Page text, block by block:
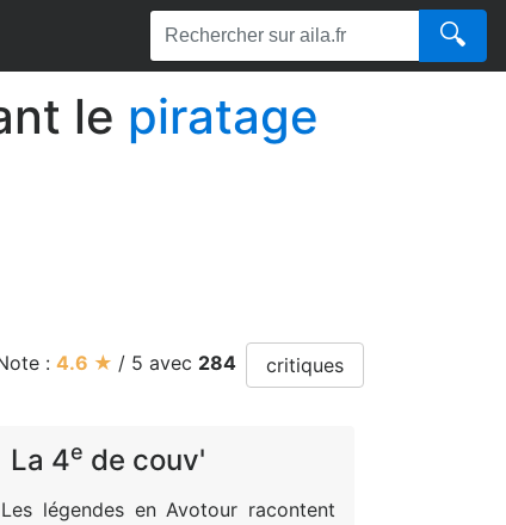
🔍
le piratage
: 4.6 ★ / 5 avec 284 critiques
La 4e de couv'
Les légendes en Avotour racontent